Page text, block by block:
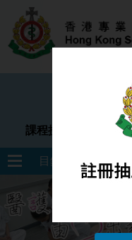
註
課程搜尋
目錄